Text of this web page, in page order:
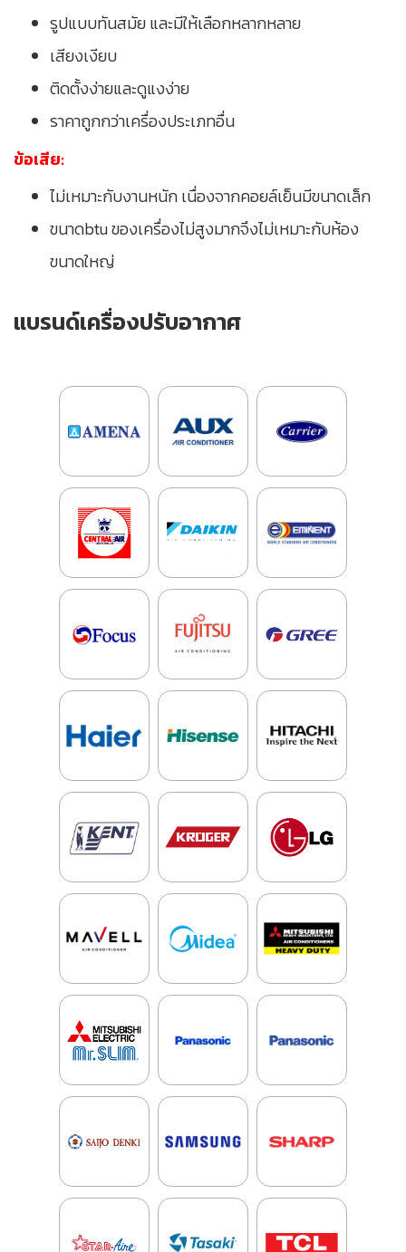
รูปแบบทันสมัย และมีให้เลือกหลากหลาย
เสียงเงียบ
ติดตั้งง่ายและดูแงง่าย
ราคาถูกกว่าเครื่องประเภทอื่น
ข้อเสีย:
ไม่เหมาะกับงานหนัก เนื่องจากคอยล์เย็นมีขนาดเล็ก
ขนาดbtu ของเครื่องไม่สูงมากจึงไม่เหมาะกับห้อง
ขนาดใหญ่
แบรนด์เครื่องปรับอากาศ